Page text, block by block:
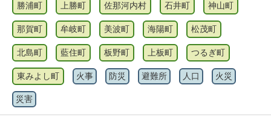
勝浦町 上勝町 佐那河内村 石井町 神山町
那賀町 牟岐町 美波町 海陽町 松茂町
北島町 藍住町 板野町 上板町 つるぎ町
東みよし町 火事 防災 避難所 人口 火災
災害